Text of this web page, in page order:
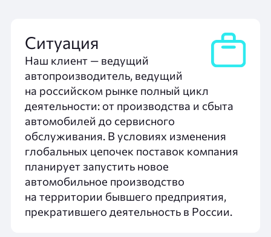
Ситуация
Наш клиент — ведущий
автопроизводитель, ведущий
на российском рынке полный цикл
деятельности: от производства и сбыта
автомобилей до сервисного
обслуживания. В условиях изменения
глобальных цепочек поставок компания
планирует запустить новое
автомобильное производство
на территории бывшего предприятия,
прекратившего деятельность в России.